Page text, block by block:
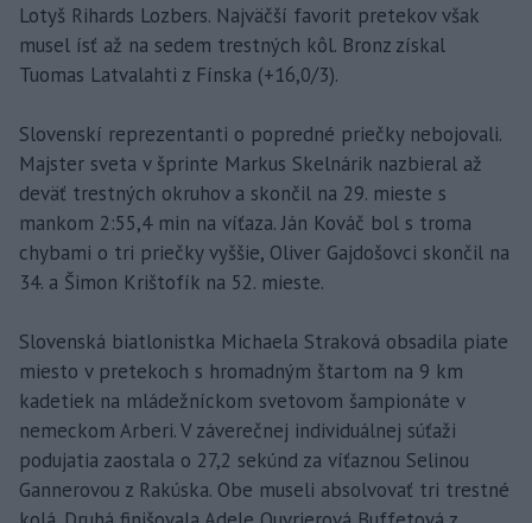
Lotyš Rihards Lozbers. Najväčší favorit pretekov však
musel ísť až na sedem trestných kôl. Bronz získal
Tuomas Latvalahti z Fínska (+16,0/3).
Slovenskí reprezentanti o popredné priečky nebojovali.
Majster sveta v šprinte Markus Skelnárik nazbieral až
deväť trestných okruhov a skončil na 29. mieste s
mankom 2:55,4 min na víťaza. Ján Kováč bol s troma
chybami o tri priečky vyššie, Oliver Gajdošovci skončil na
34. a Šimon Krištofík na 52. mieste.
Slovenská biatlonistka Michaela Straková obsadila piate
miesto v pretekoch s hromadným štartom na 9 km
kadetiek na mládežníckom svetovom šampionáte v
nemeckom Arberi. V záverečnej individuálnej súťaži
podujatia zaostala o 27,2 sekúnd za víťaznou Selinou
Gannerovou z Rakúska. Obe museli absolvovať tri trestné